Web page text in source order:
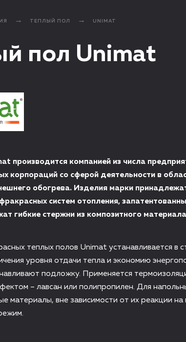
ТЕПЛЫЙ ПОЛ UNIMAT
пол Unimat
производится компанией из числа
корпораций со сферой деятельности в
обогрева. Изделия марки
систем отопления,
гибкие стержни из композитного
теплых полов Unimat устанавливается в
уровня отдачи тепла и экономию
подложку. Применяется
– лавсан или полипропилен. Для
материалы, вне зависимости от их реакции